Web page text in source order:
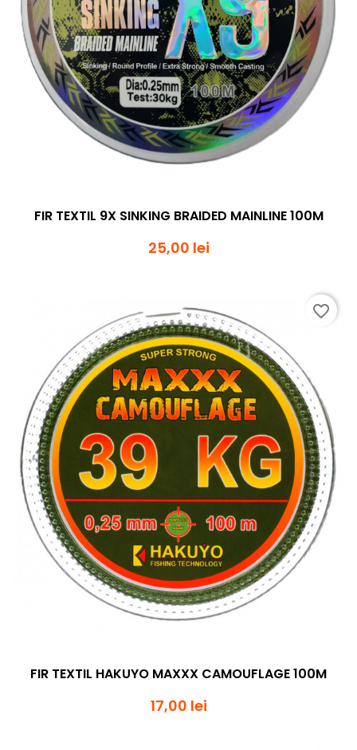
FIR TEXTIL 9X SINKING BRAIDED MAINLINE 100M
25,00 lei
FIR TEXTIL HAKUYO MAXXX CAMOUFLAGE 100M
17,00 lei
favorite_border